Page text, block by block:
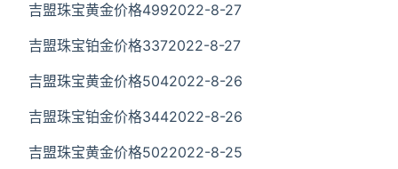
吉盟珠宝黄金价格4992022-8-27
吉盟珠宝铂金价格3372022-8-27
吉盟珠宝黄金价格5042022-8-26
吉盟珠宝铂金价格3442022-8-26
吉盟珠宝黄金价格5022022-8-25